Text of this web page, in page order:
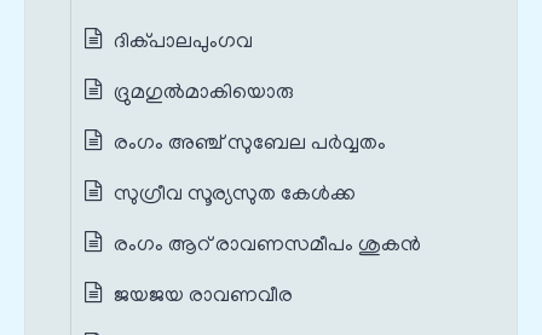
ദിക്പാലപുംഗവ
ദ്രുമഗുൽമാകിയൊരു
രംഗം അഞ്ച് സുബേല പർവ്വതം
സുഗ്രീവ സൂര്യസുത കേൾക്ക
രംഗം ആറ് രാവണസമീപം ശുകൻ
ജയജയ രാവണവീര